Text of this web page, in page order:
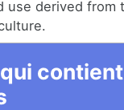
use derived from